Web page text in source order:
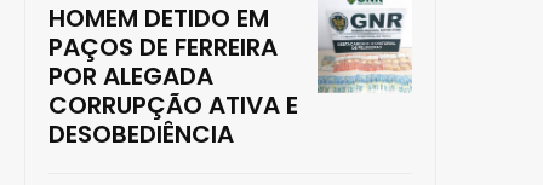
HOMEM DETIDO EM
PAÇOS DE FERREIRA
POR ALEGADA
CORRUPÇÃO ATIVA E
DESOBEDIÊNCIA